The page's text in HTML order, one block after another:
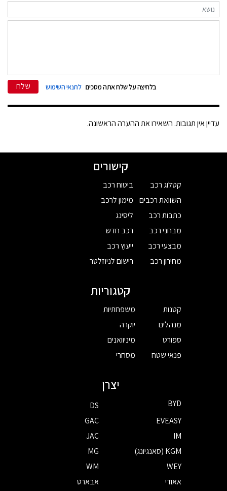
בלחיצה על שלח אתה מסכים לתנאי השימוש שלח
עדיין אין תגובות. השאירו את ההערה הראשונה.
קישורים
קטלוג רכב
השוואת רכבים
כתבות רכב
מבחני רכב
מבצעי רכב
מחירון רכב
ביטוח רכב
מימון לרכב
ליסינג
רכב חדש
ייעוץ רכב
רישום לניוזלטר
קטגוריות
קטנות
מנהלים
ספורט
פנאי שטח
משפחתיות
יוקרה
מיניוואנים
מסחרי
יצרן
BYD
DS
EVEASY
GAC
IM
JAC
KGM (סאנגיונג)
MG
WEY
WM
אאודי
אבארט